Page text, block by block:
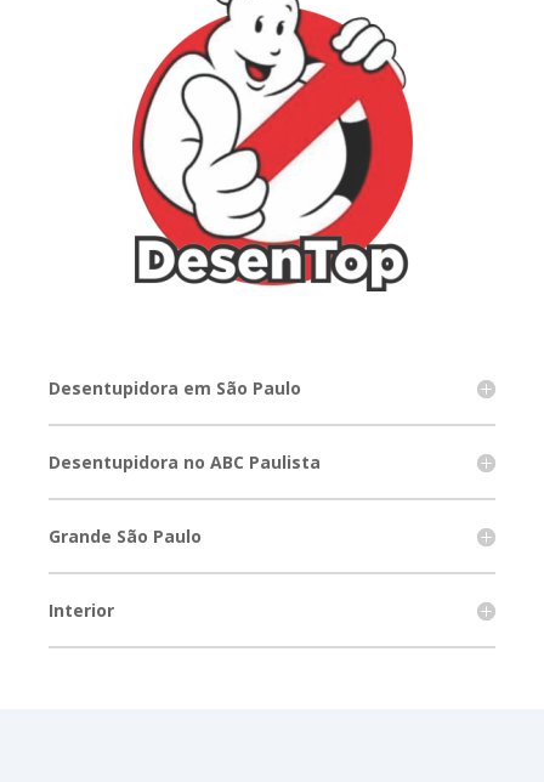
Desentupidora em São Paulo
Desentupidora no ABC Paulista
Grande São Paulo
Interior